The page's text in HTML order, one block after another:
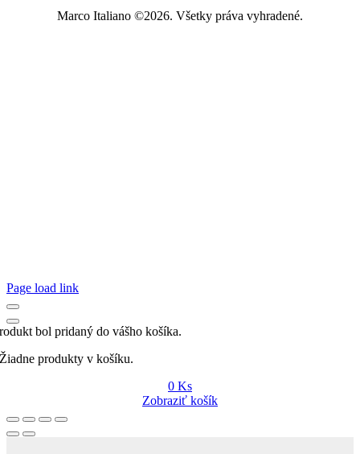
Marco Italiano ©2026. Všetky práva vyhradené.
Page load link
bol pridaný do vášho košíka.
Žiadne produkty v košíku.
0 Ks
Zobraziť košík